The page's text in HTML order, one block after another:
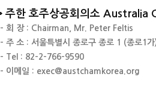
주한 호주상공회의소
- 회 장 : Chairman, Mr. Peter Feltis
- 주 소 : 서울특별시 종로구 종로 1 (종로1
- Tel : 82-2-766-9590
- 이메일 : exec@austchamkorea.org